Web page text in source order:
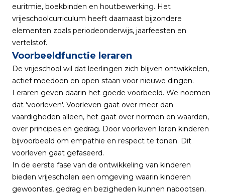
euritmie, boekbinden en houtbewerking. Het
vrijeschoolcurriculum heeft daarnaast bijzondere
elementen zoals periodeonderwijs, jaarfeesten en
vertelstof.
Voorbeeldfunctie leraren
De vrijeschool wil dat leerlingen zich blijven ontwikkelen,
actief meedoen en open staan voor nieuwe dingen.
Leraren geven daarin het goede voorbeeld. We noemen
dat 'voorleven'. Voorleven gaat over meer dan
vaardigheden alleen, het gaat over normen en waarden,
over principes en gedrag. Door voorleven leren kinderen
bijvoorbeeld om empathie en respect te tonen. Dit
voorleven gaat gefaseerd.
In de eerste fase van de ontwikkeling van kinderen
bieden vrijescholen een omgeving waarin kinderen
gewoontes, gedrag en bezigheden kunnen nabootsen.